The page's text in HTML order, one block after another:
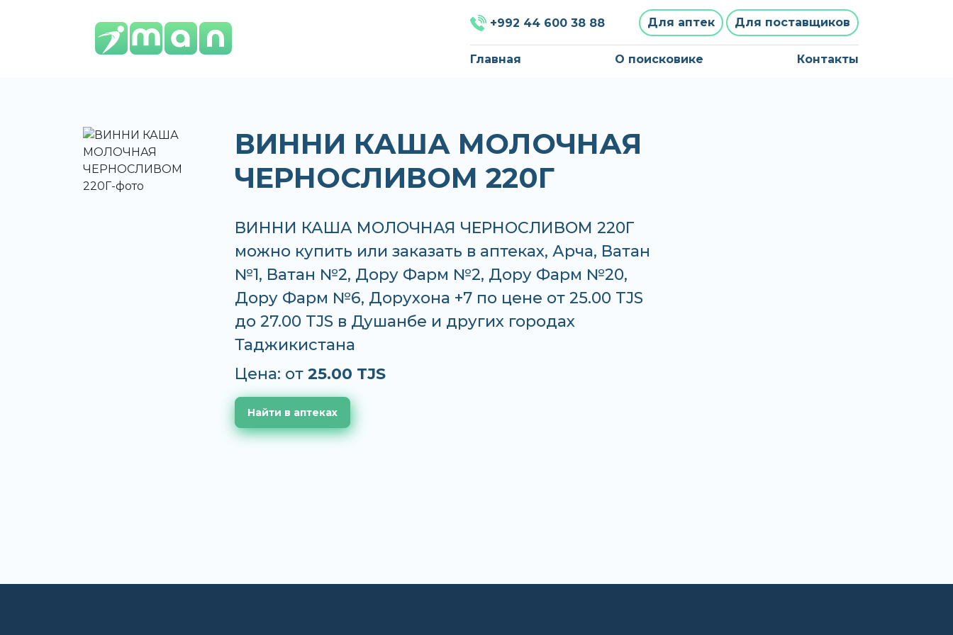
+992 44 600 38 88 Для аптек Для поставщиков
Главная О поисковике Контакты
ВИННИ КАША МОЛОЧНАЯ
ЧЕРНОСЛИВОМ 220Г
ВИННИ КАША МОЛОЧНАЯ ЧЕРНОСЛИВОМ 220Г
можно купить или заказать в аптеках, Арча, Ватан
№1, Ватан №2, Дору Фарм №2, Дору Фарм №20,
Дору Фарм №6, Дорухона +7 по цене от 25.00 TJS
до 27.00 TJS в Душанбе и других городах
Таджикистана
Цена: от 25.00 TJS
Найти в аптеках